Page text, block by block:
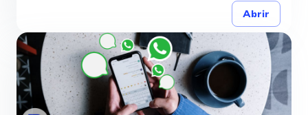
Abrir